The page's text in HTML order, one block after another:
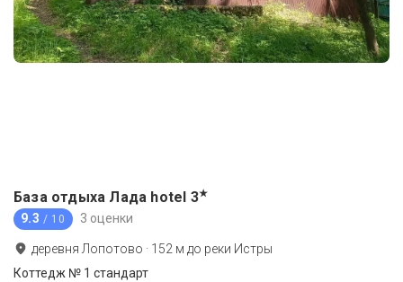
База отдыха Лада hotel 3★
9.3 / 10 3 оценки
деревня Лопотово · 152 м до реки Истры
Коттедж № 1 стандарт